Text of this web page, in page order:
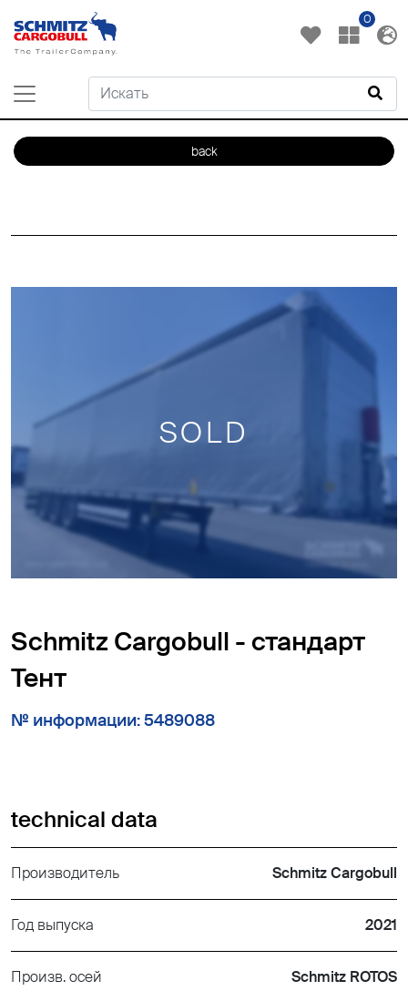
0
back
SOLD
Schmitz Cargobull - стандарт
Тент
№ информации: 5489088
technical data
Производитель Schmitz Cargobull
Год выпуска 2021
Произв. осей Schmitz ROTOS